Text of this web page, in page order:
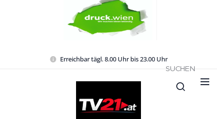
Erreichbar tägl. 8.00 Uhr bis 23.00 Uhr
SUCHEN